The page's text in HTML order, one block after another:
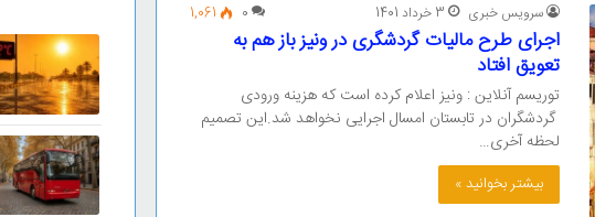
سرویس خبری 3 خرداد 1401 0
1,061
اجرای طرح مالیات گردشگری در ونیز باز هم به
تعویق افتاد
توریسم آنلاین : ونیز اعلام کرده است که هزینه ورودی
گردشگران در تابستان امسال اجرایی نخواهد شد.این تصمیم
لحظه آخری…
بیشتر بخوانید »